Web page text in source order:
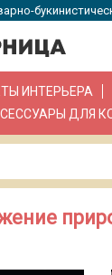
ИНТЕРЬЕРА
ДЛЯ